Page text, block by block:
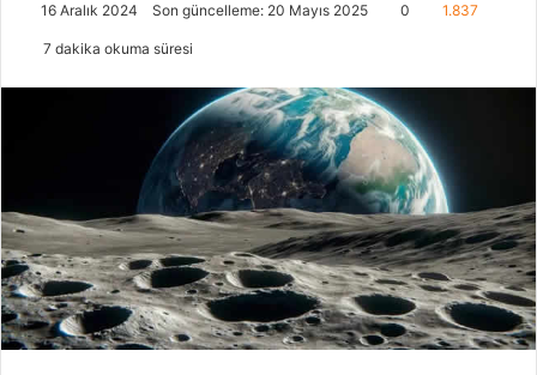
16 Aralık 2024 Son güncelleme: 20 Mayıs 2025 0 1.837
7 dakika okuma süresi